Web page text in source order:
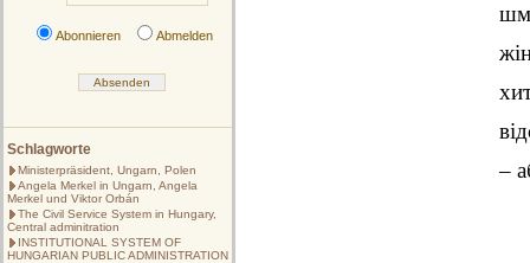
Abonnieren Abmelden
Schlagworte
Ministerpräsident, Ungarn, Polen
Angela Merkel in Ungarn, Angela
Merkel und Viktor Orbán
The Civil Service System in Hungary,
Central adminitration
INSTITUTIONAL SYSTEM OF
HUNGARIAN PUBLIC ADMINISTRATION
–